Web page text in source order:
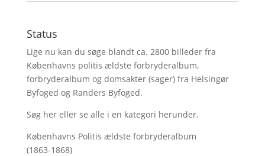
Status
Lige nu kan du søge blandt ca. 2800 billeder fra
Københavns politis ældste forbryderalbum,
forbryderalbum og domsakter (sager) fra Helsingør
Byfoged og Randers Byfoged.
Søg hereller se alle i en kategori herunder.
Københavns Politis ældste forbryderalbum
(1863-1868)